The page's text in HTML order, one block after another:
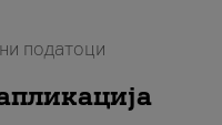
податоци